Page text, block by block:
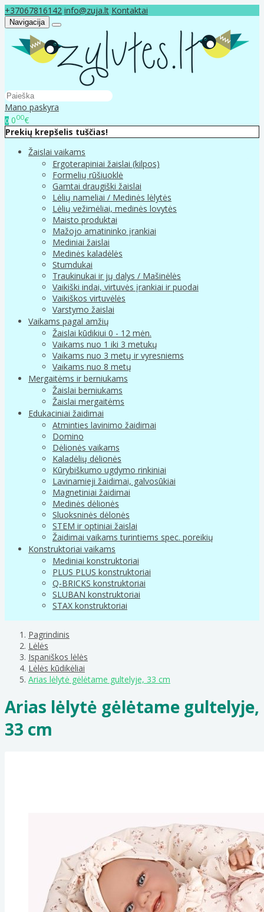
+37067816142 info@zuja.lt Kontaktai
Navigacija
Mano paskyra
0 000€
Prekių krepšelis tuščias!
Žaislai vaikams
Ergoterapiniai žaislai (kilpos)
Formelių rūšiuoklė
Gamtai draugiški žaislai
Lėlių nameliai / Medinės lėlytės
Lėlių vežimėliai, medinės lovytės
Maisto produktai
Mažojo amatininko įrankiai
Mediniai žaislai
Medinės kaladėlės
Stumdukai
Traukinukai ir jų dalys / Mašinėlės
Vaikiški indai, virtuvės įrankiai ir puodai
Vaikiškos virtuvėlės
Varstymo žaislai
Vaikams pagal amžių
Žaislai kūdikiui 0 - 12 mėn.
Vaikams nuo 1 iki 3 metukų
Vaikams nuo 3 metų ir vyresniems
Vaikams nuo 8 metų
Mergaitėms ir berniukams
Žaislai berniukams
Žaislai mergaitėms
Edukaciniai žaidimai
Atminties lavinimo žaidimai
Domino
Dėlionės vaikams
Kaladėlių dėlionės
Kūrybiškumo ugdymo rinkiniai
Lavinamieji žaidimai, galvosūkiai
Magnetiniai žaidimai
Medinės dėlionės
Sluoksninės dėlonės
STEM ir optiniai žaislai
Žaidimai vaikams turintiems spec. poreikių
Konstruktoriai vaikams
Mediniai konstruktoriai
PLUS PLUS konstruktoriai
Q-BRICKS konstruktoriai
SLUBAN konstruktoriai
STAX konstruktoriai
Pagrindinis
Lėlės
Ispaniškos lėlės
Lėlės kūdikėliai
Arias lėlytė gėlėtame gultelyje, 33 cm
Arias lėlytė gėlėtame gultelyje,
33 cm